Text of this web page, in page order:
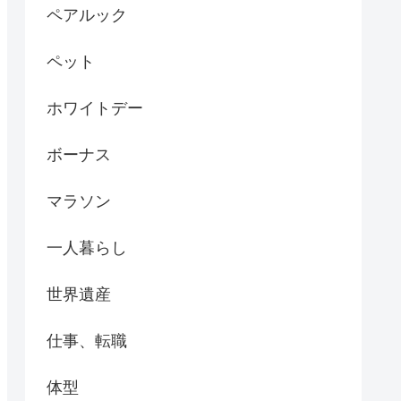
ペアルック
ペット
ホワイトデー
ボーナス
マラソン
一人暮らし
世界遺産
仕事、転職
体型